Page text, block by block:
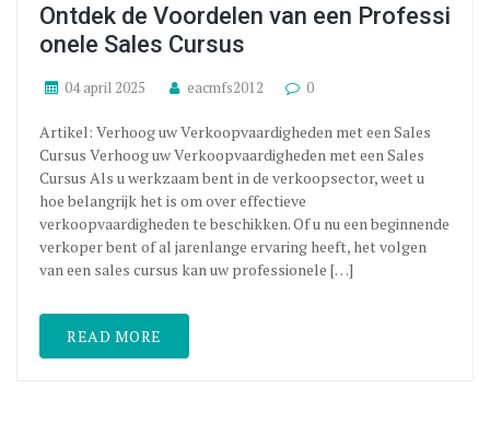
Ontdek de Voordelen van een Professi
onele Sales Cursus
04 april 2025 eacmfs2012 0
Artikel: Verhoog uw Verkoopvaardigheden met een Sales
Cursus Verhoog uw Verkoopvaardigheden met een Sales
Cursus Als u werkzaam bent in de verkoopsector, weet u
hoe belangrijk het is om over effectieve
verkoopvaardigheden te beschikken. Of u nu een beginnende
verkoper bent of al jarenlange ervaring heeft, het volgen
van een sales cursus kan uw professionele […]
READ MORE